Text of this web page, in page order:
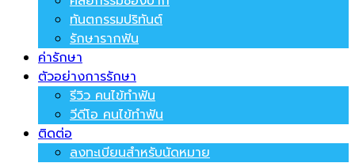
ทันตกรรมปริทันต์
รักษารากฟัน
ค่ารักษา
ตัวอย่างการรักษา
รีวิว คนไข้ทำฟัน
วีดีโอ คนไข้ทำฟัน
ติดต่อ
ลงทะเบียนสำหรับนัดหมาย